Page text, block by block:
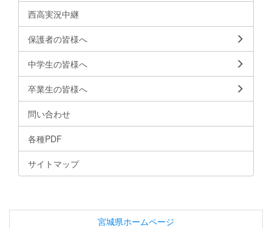
西高実況中継
保護者の皆様へ
中学生の皆様へ
卒業生の皆様へ
問い合わせ
各種PDF
サイトマップ
宮城県ホームページ